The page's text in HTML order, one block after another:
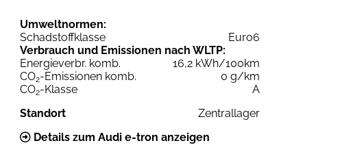
Umweltnormen:
Schadstoffklasse
Euro6
Verbrauch und Emissionen nach WLTP:
Energieverbr. komb.
16,2 kWh/100km
CO2-Emissionen komb.
0 g/km
CO2-Klasse
A
Standort
Zentrallager
Details zum Audi e-tron anzeigen